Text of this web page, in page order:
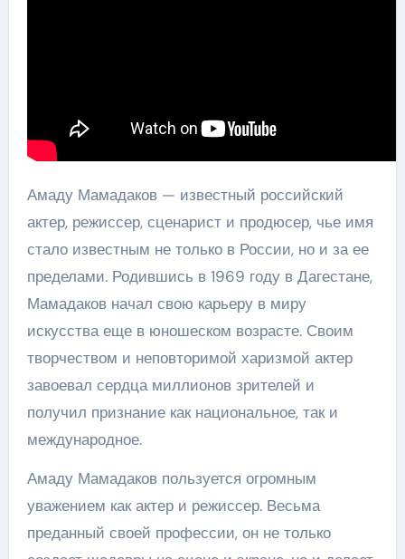
Амаду Мамадаков — известный российский
актер, режиссер, сценарист и продюсер, чье имя
стало известным не только в России, но и за ее
пределами. Родившись в 1969 году в Дагестане,
Мамадаков начал свою карьеру в миру
искусства еще в юношеском возрасте. Своим
творчеством и неповторимой харизмой актер
завоевал сердца миллионов зрителей и
получил признание как национальное, так и
международное.
Амаду Мамадаков пользуется огромным
уважением как актер и режиссер. Весьма
преданный своей профессии, он не только